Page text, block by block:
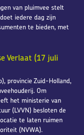
van pluimvee stelt
iedere dag zijn
te bieden, met
Verlaat (17 juli
provincie Zuid-Holland,
Om
het ministerie van
(LVVN) besloten de
te laten ruimen
(NVWA).